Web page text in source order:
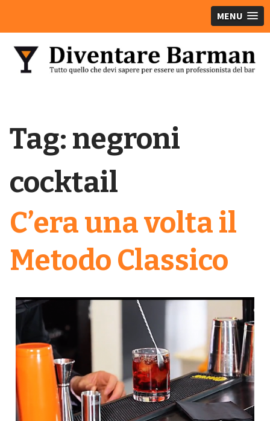
MENU
Tag: negroni
cocktail
C’era una volta il
Metodo Classico